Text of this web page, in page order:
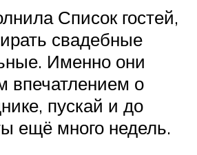
Список гостей,
свадебные
Именно они
впечатлением о
пускай и до
ещё много недель.